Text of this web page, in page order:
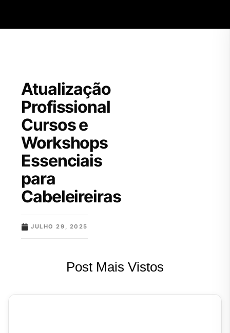
Atualização
Profissional
Cursos e
Workshops
Essenciais
para
Cabeleireiras
JULHO 29, 2025
Post Mais Vistos